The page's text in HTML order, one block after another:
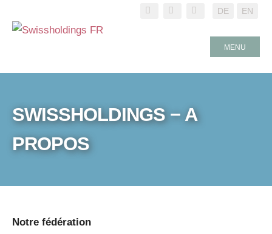
DE EN
MENU
SWISSHOLDINGS − A
PROPOS
Notre fédération